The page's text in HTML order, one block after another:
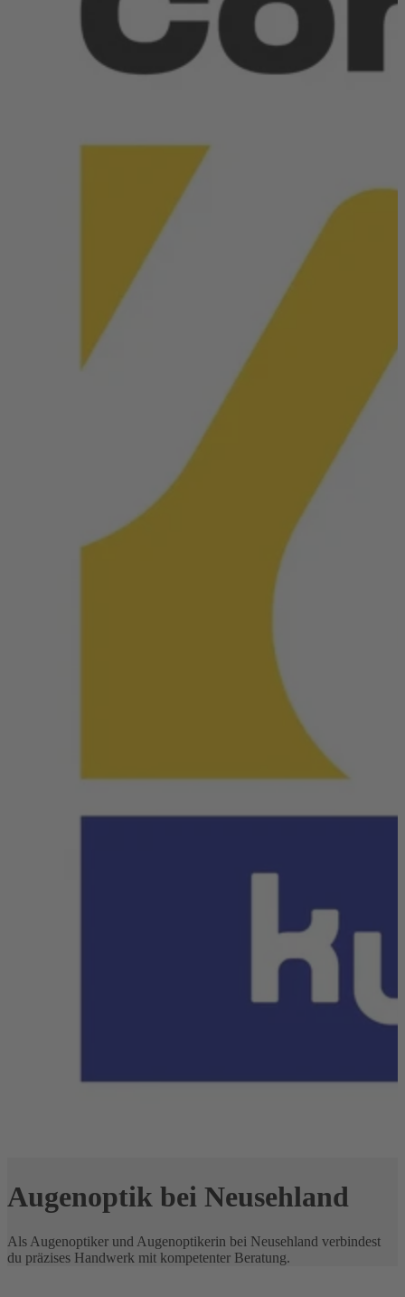
Augenoptik bei Neusehland
Als Augenoptiker und Augenoptikerin bei Neusehland verbindest
du präzises Handwerk mit kompetenter Beratung.